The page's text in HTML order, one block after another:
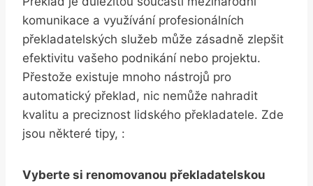
komunikace a využívání profesionálních
překladatelských služeb může zásadně zlepšit
efektivitu vašeho podnikání nebo projektu.
Přestože existuje mnoho nástrojů pro
automatický překlad, nic nemůže nahradit
kvalitu a preciznost lidského překladatele. Zde
jsou některé tipy, :
Vyberte si renomovanou překladatelskou